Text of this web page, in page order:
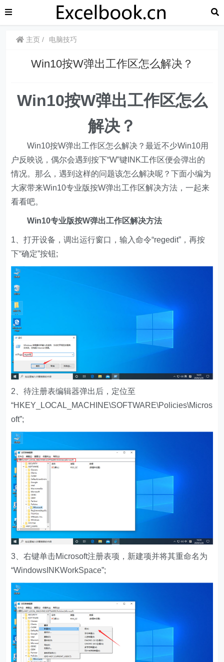
主页 电脑技巧
Win10按W弹出工作区怎么解决？
Win10按W弹出工作区怎么
解决？
Win10按W弹出工作区怎么解决？最近不少Win10用
户反映说，偶尔会遇到按下“W”键INK工作区便会弹出的
情况。那么，遇到这样的问题该怎么解决呢？下面小编为
大家带来Win10专业版按W弹出工作区解决方法，一起来
看看吧。
Win10专业版按W弹出工作区解决方法
1、打开设备，调出运行窗口，输入命令“regedit”，再按
下“确定”按钮;
2、待注册表编辑器弹出后，定位至
“HKEY_LOCAL_MACHINE\SOFTWARE\Policies\Micros
oft”;
3、右键单击Microsoft注册表项，新建项并将其重命名为
“WindowsINKWorkSpace”;